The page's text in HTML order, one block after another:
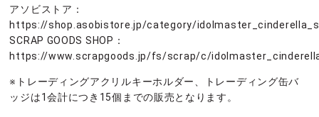
アソビストア：
https://shop.asobistore.jp/category/
SCRAP GOODS SHOP：
https://www.scrapgoods.jp/fs/scrap/c/
※トレーディングアクリルキーホルダー、トレーディング缶バ
ッジは1会計につき15個までの販売となります。